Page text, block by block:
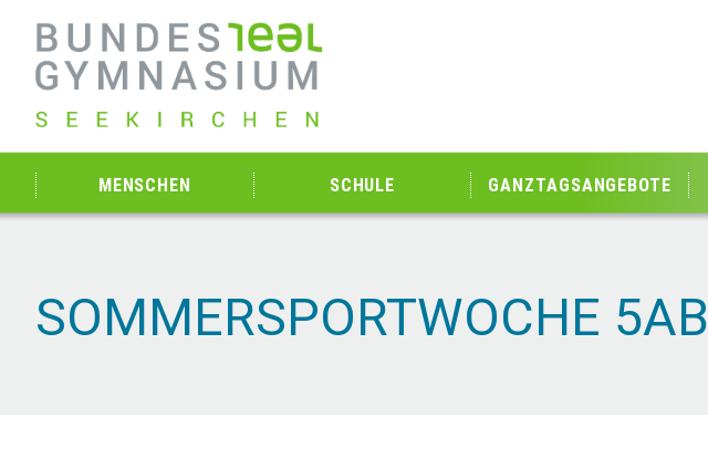
MENSCHEN SCHULE GANZTAGSANGEBOTE
SOMMERSPORTWOCHE 5AB